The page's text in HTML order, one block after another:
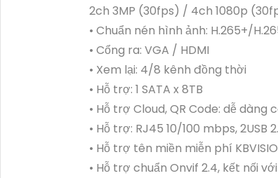
2ch 3MP (30fps) / 4ch 1080p
• Chuẩn nén hình ảnh: H.265+/
• Cổng ra: VGA / HDMI
• Xem lại: 4/8 kênh đồng thời
• Hỗ trợ: 1 SATA x 8TB
• Hỗ trợ Cloud, QR Code: dễ
• Hỗ trợ: RJ45 10/100 mbps,
• Hỗ trợ tên miền miễn phí
• Hỗ trợ chuẩn Onvif 2.4, kết nối